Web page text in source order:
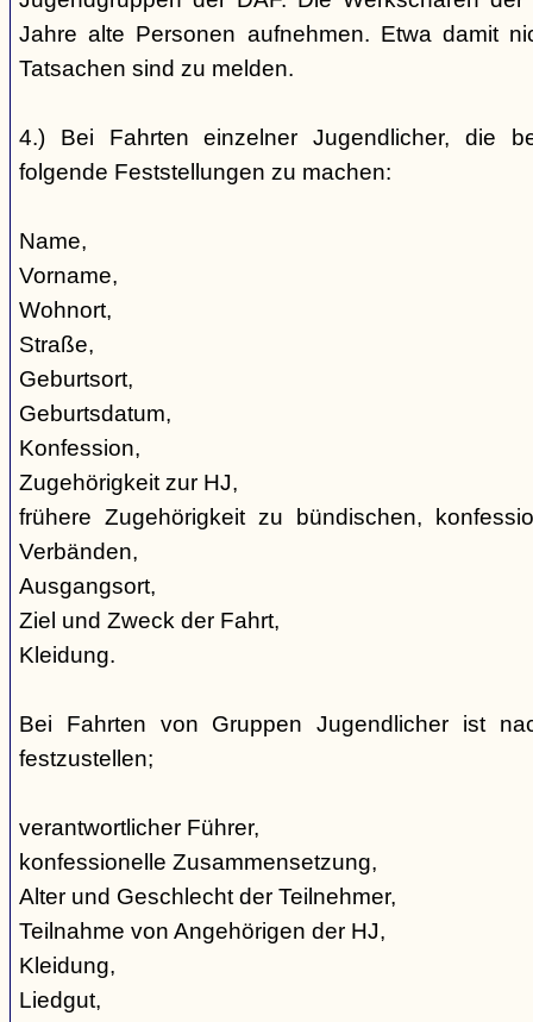
Jahre alte Personen aufnehmen. Etwa damit
Tatsachen sind zu melden.
4.) Bei Fahrten einzelner Jugendlicher, die
folgende Feststellungen zu machen:
Name,
Vorname,
Wohnort,
Straße,
Geburtsort,
Geburtsdatum,
Konfession,
Zugehörigkeit zur HJ,
frühere Zugehörigkeit zu bündischen,
Verbänden,
Ausgangsort,
Ziel und Zweck der Fahrt,
Kleidung.
Bei Fahrten von Gruppen Jugendlicher ist
festzustellen;
verantwortlicher Führer,
konfessionelle Zusammensetzung,
Alter und Geschlecht der Teilnehmer,
Teilnahme von Angehörigen der HJ,
Kleidung,
Liedgut,